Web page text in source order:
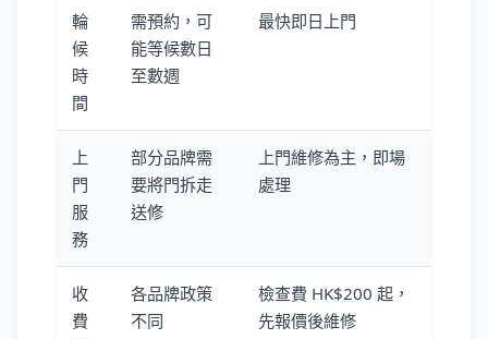
輪
候
時
間
需預約，可
能等候數日
至數週
最快即日上門
上
門
服
務
部分品牌需
要將門拆走
送修
上門維修為主，即場
處理
收
費
各品牌政策
不同
檢查費 HK$200 起，
先報價後維修